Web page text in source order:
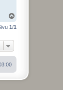
ö
1 /1